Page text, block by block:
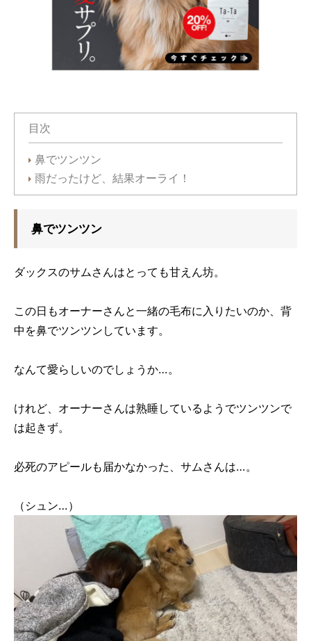
目次
鼻でツンツン
雨だったけど、結果オーライ！
鼻でツンツン
ダックスのサムさんはとっても甘えん坊。
この日もオーナーさんと一緒の毛布に入りたいのか、背
中を鼻でツンツンしています。
なんて愛らしいのでしょうか…。
けれど、オーナーさんは熟睡しているようでツンツンで
は起きず。
必死のアピールも届かなかった、サムさんは…。
（シュン…）